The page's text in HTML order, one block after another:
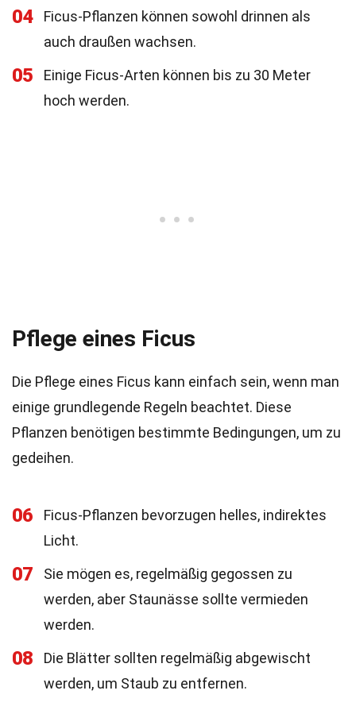
04
Ficus-Pflanzen können sowohl drinnen als
auch draußen wachsen.
05
Einige Ficus-Arten können bis zu 30 Meter
hoch werden.
Pflege eines Ficus
Die Pflege eines Ficus kann einfach sein, wenn man
einige grundlegende Regeln beachtet. Diese
Pflanzen benötigen bestimmte Bedingungen, um zu
gedeihen.
06
Ficus-Pflanzen bevorzugen helles, indirektes
Licht.
07
Sie mögen es, regelmäßig gegossen zu
werden, aber Staunässe sollte vermieden
werden.
08
Die Blätter sollten regelmäßig abgewischt
werden, um Staub zu entfernen.